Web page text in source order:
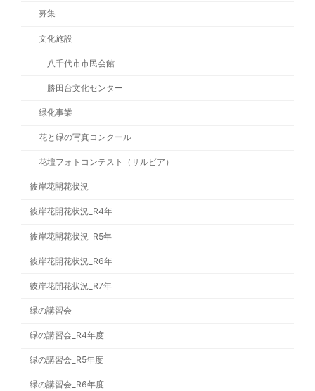
募集
文化施設
八千代市市民会館
勝田台文化センター
緑化事業
花と緑の写真コンクール
花壇フォトコンテスト（サルビア）
彼岸花開花状況
彼岸花開花状況_R4年
彼岸花開花状況_R5年
彼岸花開花状況_R6年
彼岸花開花状況_R7年
緑の講習会
緑の講習会_R4年度
緑の講習会_R5年度
緑の講習会_R6年度